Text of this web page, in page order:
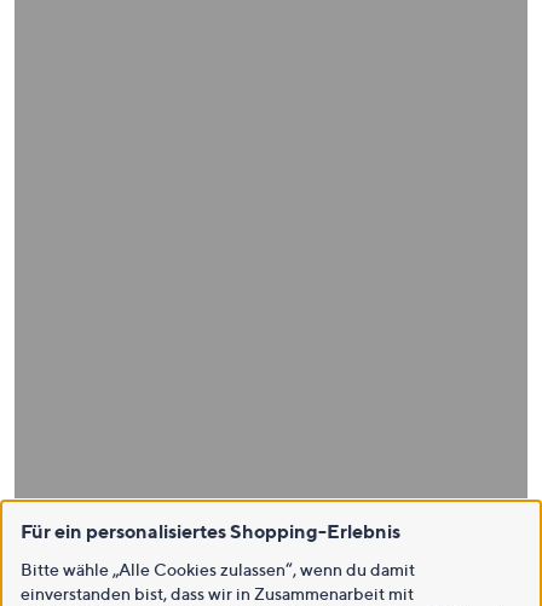
Für ein personalisiertes Shopping-Erlebnis
Bitte wähle „Alle Cookies zulassen“, wenn du damit
einverstanden bist, dass wir in Zusammenarbeit mit